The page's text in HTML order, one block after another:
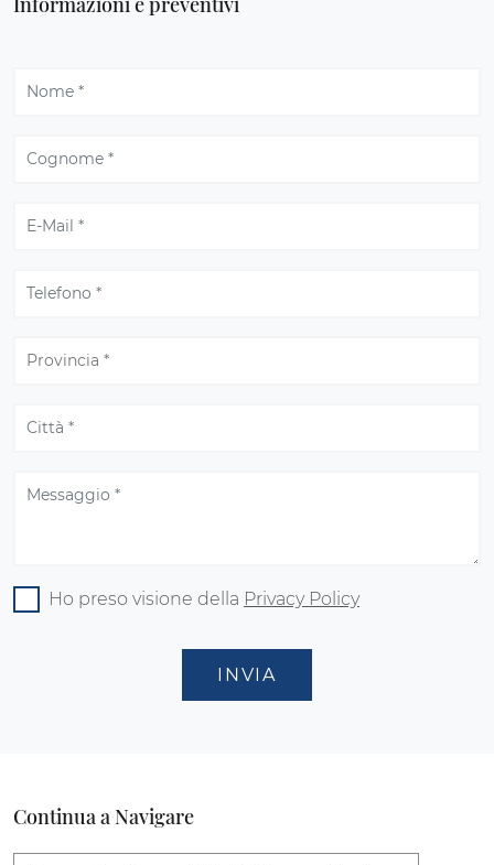
Ho preso visione della Privacy Policy
INVIA
Continua a Navigare